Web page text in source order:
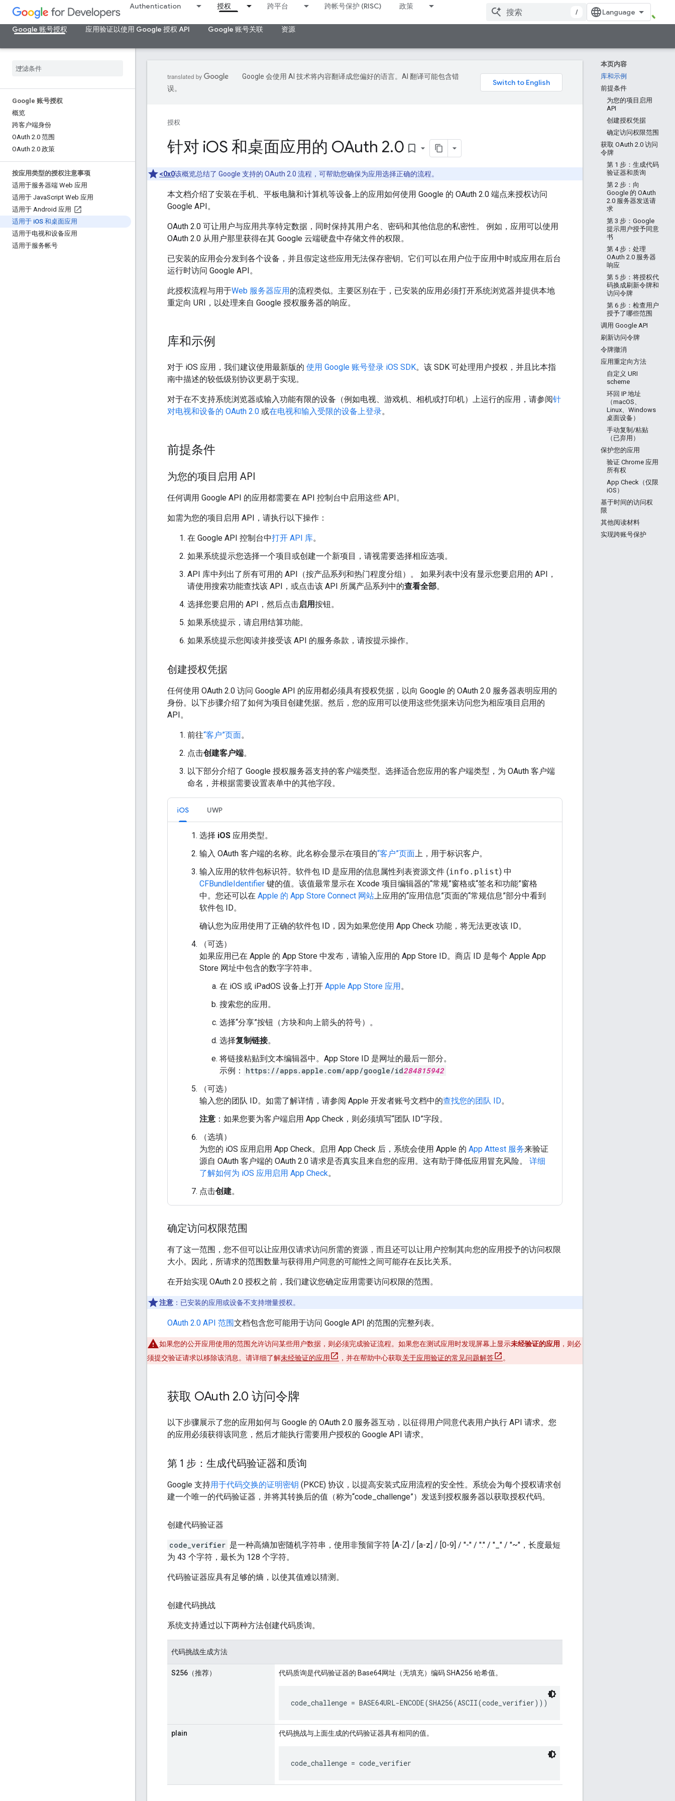
Authentication 授权 跨平台 跨帐号保护 (RISC) 政策
/
Google 账号授权
应用验证以使用 Google 授权 API Google 账号关联 资源
Google 账号授权
概览
跨客户端身份
OAuth 2.0 范围
OAuth 2.0 政策
按应用类型的授权注意事项
适用于服务器端 Web 应用
适用于 JavaScript Web 应用
适用于 Android 应用
适用于 iOS 和桌面应用
适用于电视和设备应用
适用于服务帐号
本页内容
库和示例
前提条件
为您的项目启用
API
创建授权凭据
确定访问权限范围
获取 OAuth 2.0 访问
令牌
第 1 步：生成代码
验证器和质询
第 2 步：向
Google 的 OAuth
2.0 服务器发送请
求
第 3 步：Google
提示用户授予同意
书
第 4 步：处理
OAuth 2.0 服务器
响应
第 5 步：将授权代
码换成刷新令牌和
访问令牌
第 6 步：检查用户
授予了哪些范围
调用 Google API
刷新访问令牌
令牌撤消
应用重定向方法
自定义 URI
scheme
环回 IP 地址
（macOS、
Linux、Windows
桌面设备）
手动复制/粘贴
（已弃用）
保护您的应用
验证 Chrome 应用
所有权
App Check（仅限
iOS）
基于时间的访问权
限
其他阅读材料
实现跨账号保护
Google 会使用 AI 技术将内容翻译成您偏好的语言。AI 翻译可能包含错
误。
授权
针对 iOS 和桌面应用的 OAuth 2.0 bookmark_border
<0x0该概览总结了 Google 支持的 OAuth 2.0 流程，可帮助您确保为应用选择正确的流程。
本文档介绍了安装在手机、平板电脑和计算机等设备上的应用如何使用 Google 的 OAuth 2.0 端点来授权访问
Google API。
OAuth 2.0 可让用户与应用共享特定数据，同时保持其用户名、密码和其他信息的私密性。 例如，应用可以使用
OAuth 2.0 从用户那里获得在其 Google 云端硬盘中存储文件的权限。
已安装的应用会分发到各个设备，并且假定这些应用无法保存密钥。它们可以在用户位于应用中时或应用在后台
运行时访问 Google API。
此授权流程与用于Web 服务器应用的流程类似。主要区别在于，已安装的应用必须打开系统浏览器并提供本地
重定向 URI，以处理来自 Google 授权服务器的响应。
库和示例
对于 iOS 应用，我们建议使用最新版的 使用 Google 账号登录 iOS SDK。该 SDK 可处理用户授权，并且比本指
南中描述的较低级别协议更易于实现。
对于在不支持系统浏览器或输入功能有限的设备（例如电视、游戏机、相机或打印机）上运行的应用，请参阅针
对电视和设备的 OAuth 2.0 或在电视和输入受限的设备上登录。
前提条件
为您的项目启用 API
任何调用 Google API 的应用都需要在 API 控制台中启用这些 API。
如需为您的项目启用 API，请执行以下操作：
在 Google API 控制台中打开 API 库。
如果系统提示您选择一个项目或创建一个新项目，请视需要选择相应选项。
API 库中列出了所有可用的 API（按产品系列和热门程度分组）。 如果列表中没有显示您要启用的 API，
请使用搜索功能查找该 API，或点击该 API 所属产品系列中的查看全部。
选择您要启用的 API，然后点击启用按钮。
如果系统提示，请启用结算功能。
如果系统提示您阅读并接受该 API 的服务条款，请按提示操作。
创建授权凭据
任何使用 OAuth 2.0 访问 Google API 的应用都必须具有授权凭据，以向 Google 的 OAuth 2.0 服务器表明应用的
身份。以下步骤介绍了如何为项目创建凭据。然后，您的应用可以使用这些凭据来访问您为相应项目启用的
API。
前往“客户”页面。
点击创建客户端。
以下部分介绍了 Google 授权服务器支持的客户端类型。选择适合您应用的客户端类型，为 OAuth 客户端
命名，并根据需要设置表单中的其他字段。
iOS UWP
选择 iOS 应用类型。
输入 OAuth 客户端的名称。此名称会显示在项目的“客户”页面上，用于标识客户。
输入应用的软件包标识符。软件包 ID 是应用的信息属性列表资源文件 (info.plist) 中
CFBundleIdentifier 键的值。该值最常显示在 Xcode 项目编辑器的“常规”窗格或“签名和功能”窗格
中。您还可以在 Apple 的 App Store Connect 网站上应用的“应用信息”页面的“常规信息”部分中看到
软件包 ID。
确认您为应用使用了正确的软件包 ID，因为如果您使用 App Check 功能，将无法更改该 ID。
（可选）
如果应用已在 Apple 的 App Store 中发布，请输入应用的 App Store ID。商店 ID 是每个 Apple App
Store 网址中包含的数字字符串。
在 iOS 或 iPadOS 设备上打开 Apple App Store 应用。
搜索您的应用。
选择“分享”按钮（方块和向上箭头的符号）。
选择复制链接。
将链接粘贴到文本编辑器中。App Store ID 是网址的最后一部分。
示例：
https://apps.apple.com/app/google/id284815942
（可选）
输入您的团队 ID。如需了解详情，请参阅 Apple 开发者账号文档中的查找您的团队 ID。
注意 ：如果您要为客户端启用 App Check，则必须填写“团队 ID”字段。
（选填）
为您的 iOS 应用启用 App Check。启用 App Check 后，系统会使用 Apple 的 App Attest 服务来验证
源自 OAuth 客户端的 OAuth 2.0 请求是否真实且来自您的应用。这有助于降低应用冒充风险。 详细
了解如何为 iOS 应用启用 App Check。
点击创建。
确定访问权限范围
有了这一范围，您不但可以让应用仅请求访问所需的资源，而且还可以让用户控制其向您的应用授予的访问权限
大小。因此，所请求的范围数量与获得用户同意的可能性之间可能存在反比关系。
在开始实现 OAuth 2.0 授权之前，我们建议您确定应用需要访问权限的范围。
注意 ：已安装的应用或设备不支持增量授权。
OAuth 2.0 API 范围文档包含您可能用于访问 Google API 的范围的完整列表。
如果您的公开应用使用的范围允许访问某些用户数据，则必须完成验证流程。如果您在测试应用时发现屏幕上显示未经验证的应用 ，则必
须提交验证请求以移除该消息。请详细了解未经验证的应用 ，并在帮助中心获取关于应用验证的常见问题解答 。
获取 OAuth 2.0 访问令牌
以下步骤展示了您的应用如何与 Google 的 OAuth 2.0 服务器互动，以征得用户同意代表用户执行 API 请求。您
的应用必须获得该同意，然后才能执行需要用户授权的 Google API 请求。
第 1 步：生成代码验证器和质询
Google 支持用于代码交换的证明密钥 (PKCE) 协议，以提高安装式应用流程的安全性。系统会为每个授权请求创
建一个唯一的代码验证器，并将其转换后的值（称为“code_challenge”）发送到授权服务器以获取授权代码。
创建代码验证器
code_verifier 是一种高熵加密随机字符串，使用非预留字符 [A-Z] / [a-z] / [0-9] / "-" / "." / "_" / "~"，长度最短
为 43 个字符，最长为 128 个字符。
代码验证器应具有足够的熵，以使其值难以猜测。
创建代码挑战
系统支持通过以下两种方法创建代码质询。
代码挑战生成方法
S256（推荐） 代码质询是代码验证器的 Base64网址（无填充）编码 SHA256 哈希值。
code_challenge = BASE64URL-ENCODE(SHA256(ASCII(code_verifier)))
plain 代码挑战与上面生成的代码验证器具有相同的值。
code_challenge = code_verifier